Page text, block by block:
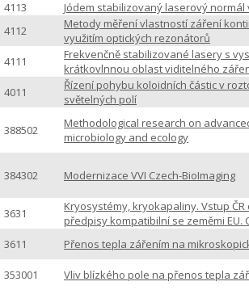
4113
Jódem stabilizovaný laserový
4112
Metody měření vlastností záření
využitím optických rezonátorů
4111
Frekvenčně stabilizované lasery s
krátkovlnnou oblast viditelného
4011
Řízení pohybu koloidních částic v
světelných polí
388502
Methodological research on
microbiology and ecology
384302 Modernizace VVI Czech-BioImaging
3631
Kryosystémy, kryokapaliny. Vstup
předpisy kompatibilní se zeměmi EU.
3611
Přenos tepla zářením na
353001 Vliv blízkého pole na přenos tepla